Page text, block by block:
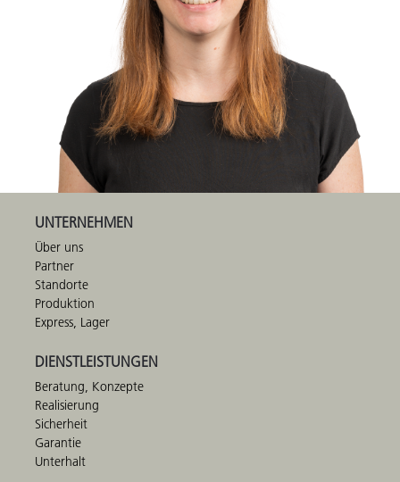
UNTERNEHMEN
Über uns
Partner
Standorte
Produktion
Express, Lager
DIENSTLEISTUNGEN
Beratung, Konzepte
Realisierung
Sicherheit
Garantie
Unterhalt